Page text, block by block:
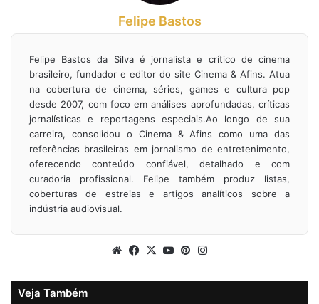
Felipe Bastos
Felipe Bastos da Silva é jornalista e crítico de cinema
brasileiro, fundador e editor do site Cinema & Afins. Atua
na cobertura de cinema, séries, games e cultura pop
desde 2007, com foco em análises aprofundadas, críticas
jornalísticas e reportagens especiais.Ao longo de sua
carreira, consolidou o Cinema & Afins como uma das
referências brasileiras em jornalismo de entretenimento,
oferecendo conteúdo confiável, detalhado e com
curadoria profissional. Felipe também produz listas,
coberturas de estreias e artigos analíticos sobre a
indústria audiovisual.
WebsiteFacebook
X YouTubePinterest
Veja Também